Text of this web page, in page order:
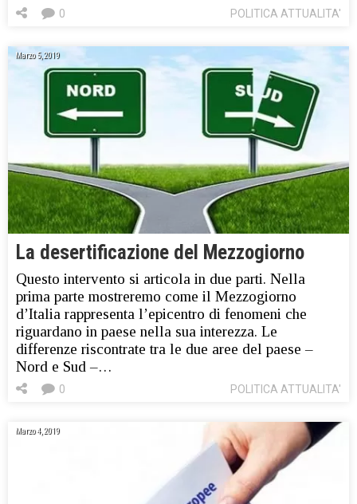
POLITICA ATTUALITA'
0
Marzo 5, 2019
La desertificazione del Mezzogiorno
Questo intervento si articola in due parti. Nella
prima parte mostreremo come il Mezzogiorno
d’Italia rappresenta l’epicentro di fenomeni che
riguardano in paese nella sua interezza. Le
differenze riscontrate tra le due aree del paese –
Nord e Sud –…
POLITICA ATTUALITA'
0
Marzo 4, 2019